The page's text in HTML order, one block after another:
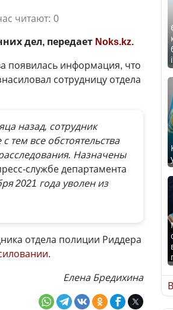
читают: 0
дел, передает Noks.kz.
появилась информация, что
сотрудницу отдела
назад, сотрудник
тем все обстоятельства
Назначены
службе департамента
2021 года уволен из
отдела полиции Риддера
.
Елена Бредихина